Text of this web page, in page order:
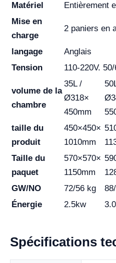
Matériel
Entièrement
Mise en
charge
2 paniers en
langage
Anglais
Tension
110-220V.
volume de la
chambre
35L /
Ø318×
450mm
taille du
produit
450×450×
1010mm
Taille du
paquet
570×570×
1150mm
GW/NO
72/56 kg
Énergie
2.5kw
Spécifications